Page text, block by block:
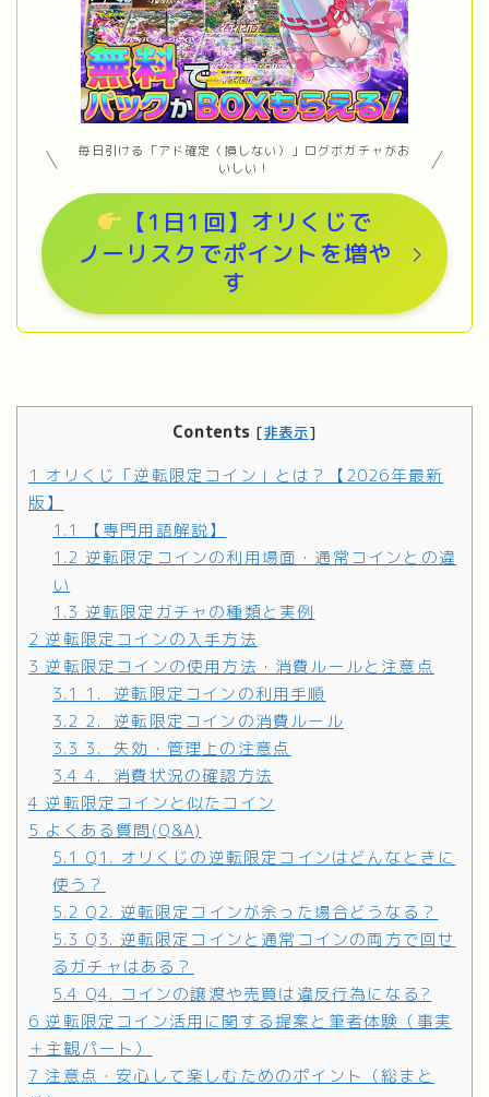
毎日引ける「アド確定（損しない）」ログボガチャがお
いしい！
【1日1回】オリくじで
ノーリスクでポイントを増や
す
Contents [非表示]
1 オリくじ「逆転限定コイン」とは？【2026年最新
版】
1.1
【専門用語解説】
1.2 逆転限定コインの利用場面・通常コインとの違
い
1.3 逆転限定ガチャの種類と実例
2 逆転限定コインの入手方法
3 逆転限定コインの使用方法・消費ルールと注意点
3.1 1．逆転限定コインの利用手順
3.2 2．逆転限定コインの消費ルール
3.3 3．失効・管理上の注意点
3.4 4．消費状況の確認方法
4 逆転限定コインと似たコイン
5 よくある質問(Q&A)
5.1 Q1. オリくじの逆転限定コインはどんなときに
使う？
5.2 Q2. 逆転限定コインが余った場合どうなる？
5.3 Q3. 逆転限定コインと通常コインの両方で回せ
るガチャはある？
5.4 Q4. コインの譲渡や売買は違反行為になる?
6 逆転限定コイン活用に関する提案と筆者体験（事実
＋主観パート）
7 注意点・安心して楽しむためのポイント（総まと